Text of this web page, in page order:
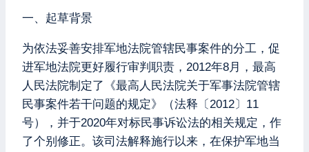
一、起草背景
为依法妥善安排军地法院管辖民事案件的分工，促
进军地法院更好履行审判职责，2012年8月，最高
人民法院制定了《最高人民法院关于军事法院管辖
民事案件若干问题的规定》（法释〔2012〕11
号），并于2020年对标民事诉讼法的相关规定，作
了个别修正。该司法解释施行以来，在保护军地当